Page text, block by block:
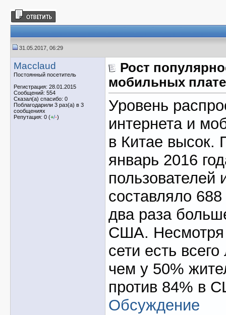
31.05.2017, 06:29
Macclaud
Постоянный посетитель
Регистрация: 28.01.2015
Сообщений: 554
Сказал(а) спасибо: 0
Поблагодарили 3 раз(а) в 3
сообщениях
Репутация: 0 (+/-)
Рост
мобильных
Уровень
интернета и
в Китае высок.
январь 2016
пользователей
составляло
два раза
США. Несмотря
сети есть
чем у 50%
против 84% в
Обсуждение